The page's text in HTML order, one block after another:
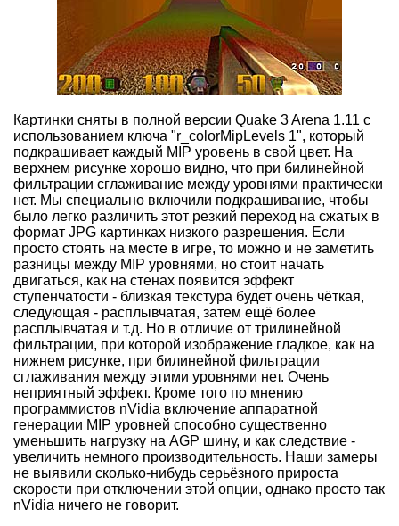
Картинки сняты в полной версии Quake 3 Arena 1.11 с
использованием ключа "r_colorMipLevels 1", который
подкрашивает каждый MIP уровень в свой цвет. На
верхнем рисунке хорошо видно, что при билинейной
фильтрации сглаживание между уровнями практически
нет. Мы специально включили подкрашивание, чтобы
было легко различить этот резкий переход на сжатых в
формат JPG картинках низкого разрешения. Если
просто стоять на месте в игре, то можно и не заметить
разницы между MIP уровнями, но стоит начать
двигаться, как на стенах появится эффект
ступенчатости - близкая текстура будет очень чёткая,
следующая - расплывчатая, затем ещё более
расплывчатая и т.д. Но в отличие от трилинейной
фильтрации, при которой изображение гладкое, как на
нижнем рисунке, при билинейной фильтрации
сглаживания между этими уровнями нет. Очень
неприятный эффект. Кроме того по мнению
программистов nVidia включение аппаратной
генерации MIP уровней способно существенно
уменьшить нагрузку на AGP шину, и как следствие -
увеличить немного производительность. Наши замеры
не выявили сколько-нибудь серьёзного прироста
скорости при отключении этой опции, однако просто так
nVidia ничего не говорит.